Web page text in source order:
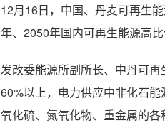
12月16日，中国、丹麦可再生
年、2050年国内可再生能源高
发改委能源所副所长、中丹可
60%以上，电力供应中非化石
氧化硫、氮氧化物、重金属的各